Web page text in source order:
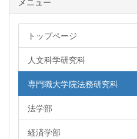
トップページ
人文科学研究科
専門職大学院法務研究科
法学部
経済学部